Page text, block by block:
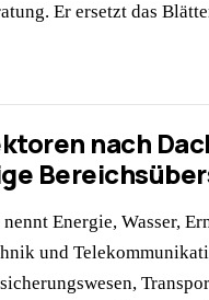
Er ersetzt das
nach
Energie, Wasser,
und